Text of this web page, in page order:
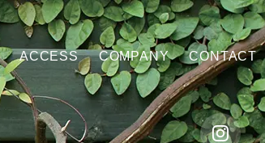
ACCESS COMPANY CONTACT